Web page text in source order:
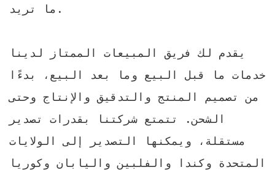
ما تريد.
يقدم لك فريق المبيعات الممتاز لدينا
خدمات ما قبل البيع وما بعد البيع، بدءًا
من تصميم المنتج والتدقيق والإنتاج وحتى
الشحن. تتمتع شركتنا بقدرات تصدير
مستقلة، ويمكنها التصدير إلى الولايات
المتحدة وكندا والفلبين واليابان وكوريا